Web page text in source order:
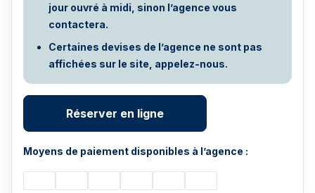
jour ouvré à midi, sinon l’agence vous
contactera.
Certaines devises de l’agence ne sont pas
affichées sur le site, appelez-nous.
Réserver en ligne
Moyens de paiement disponibles à l’agence :